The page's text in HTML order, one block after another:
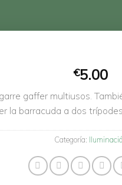
€5.00
gaffer multiusos.
la barracuda a dos
Categoría: